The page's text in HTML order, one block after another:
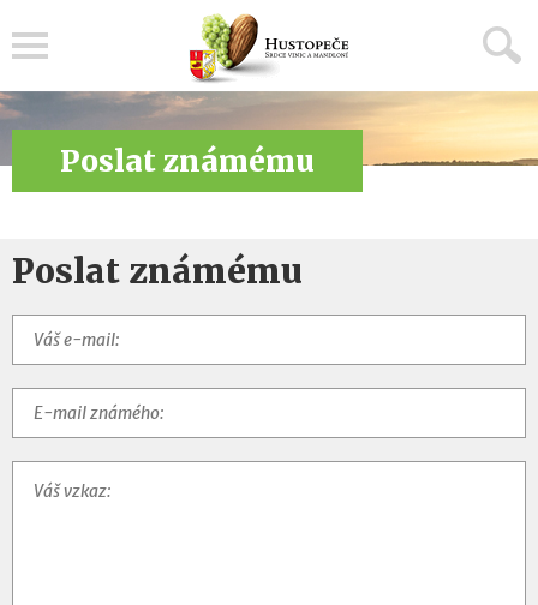
Poslat známému
Poslat známému